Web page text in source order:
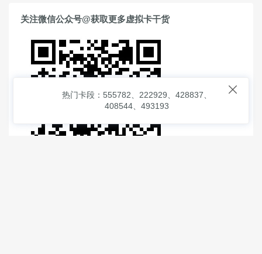
关注微信公众号@获取更多虚拟卡干货

热门卡段：555782、222929、428837、
408544、493193